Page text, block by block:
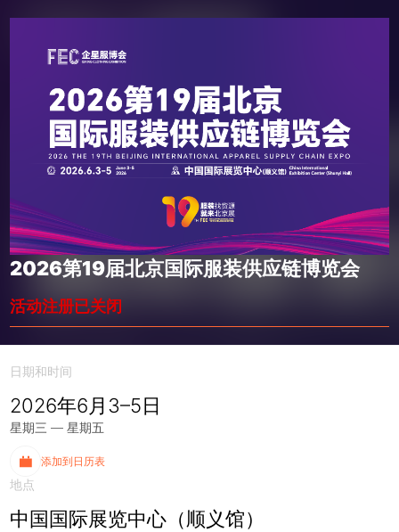
2026第19届北京国际服装供应链博览会
活动注册已关闭
日期和时间
2026年6月3–5日
星期三 — 星期五
添加到日历表
地点
中国国际展览中心（顺义馆）